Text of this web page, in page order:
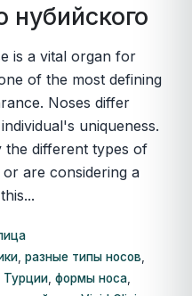
нубийского
is a vital organ for
of the most defining
Noses differ
uniqueness.
the different types of
are considering a
, разные типы носов,
Турции формы носа